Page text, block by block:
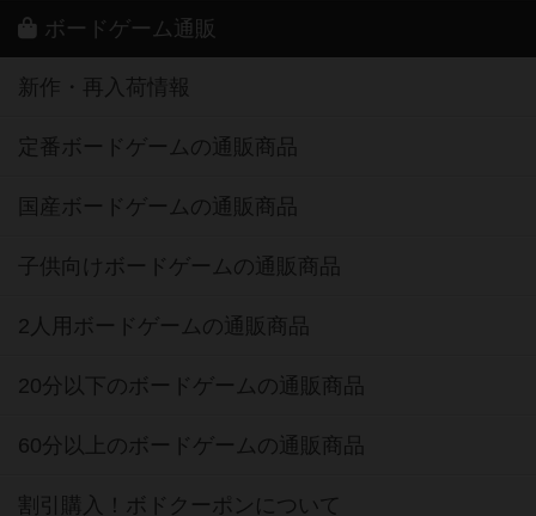
ボードゲーム通販
新作・再入荷情報
定番ボードゲームの通販商品
国産ボードゲームの通販商品
子供向けボードゲームの通販商品
2人用ボードゲームの通販商品
20分以下のボードゲームの通販商品
60分以上のボードゲームの通販商品
割引購入！ボドクーポンについて